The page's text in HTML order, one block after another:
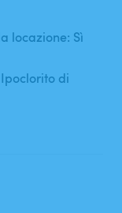
locazione: Sì
di